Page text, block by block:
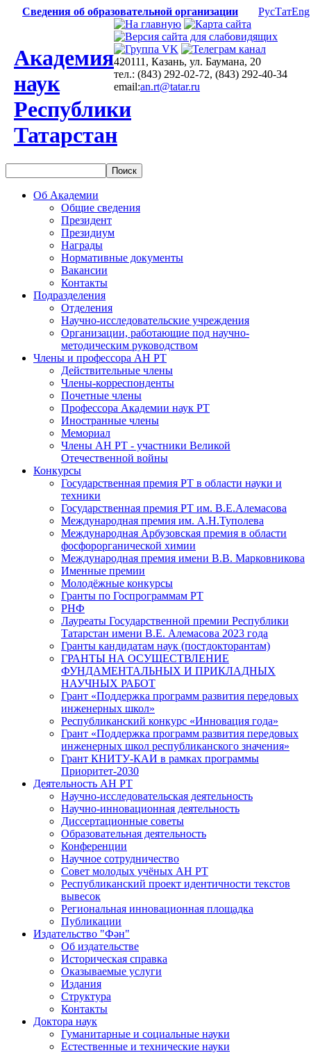
Сведения об образовательной организации РусТатEng
Академия
наук
Республики
Татарстан
420111, Казань, ул. Баумана, 20
тел.: (843) 292-02-72, (843) 292-40-34
email:an.rt@tatar.ru
Об Академии
Общие сведения
Президент
Президиум
Награды
Нормативные документы
Вакансии
Контакты
Подразделения
Отделения
Научно-исследовательские учреждения
Организации, работающие под научно-
методическим руководством
Члены и профессора АН РТ
Действительные члены
Члены-корреспонденты
Почетные члены
Профессора Академии наук РТ
Иностранные члены
Мемориал
Члены АН РТ - участники Великой
Отечественной войны
Конкурсы
Государственная премия РТ в области науки и
техники
Государственная премия РТ им. В.Е.Алемасова
Международная премия им. А.Н.Туполева
Международная Арбузовская премия в области
фосфорорганической химии
Международная премия имени В.В. Марковникова
Именные премии
Молодёжные конкурсы
Гранты по Госпрограммам РТ
РНФ
Лауреаты Государственной премии Республики
Татарстан имени В.Е. Алемасова 2023 года
Гранты кандидатам наук (постдокторантам)
ГРАНТЫ НА ОСУЩЕСТВЛЕНИЕ
ФУНДАМЕНТАЛЬНЫХ И ПРИКЛАДНЫХ
НАУЧНЫХ РАБОТ
Грант «Поддержка программ развития передовых
инженерных школ»
Республиканский конкурс «Инновация года»
Грант «Поддержка программ развития передовых
инженерных школ республиканского значения»
Грант КНИТУ-КАИ в рамках программы
Приоритет-2030
Деятельность АН РТ
Научно-исследовательская деятельность
Научно-инновационная деятельность
Диссертационные советы
Образовательная деятельность
Конференции
Научное сотрудничество
Совет молодых учёных АН РТ
Республиканский проект идентичности текстов
вывесок
Региональная инновационная площадка
Публикации
Издательство "Фән"
Об издательстве
Историческая справка
Оказываемые услуги
Издания
Структура
Контакты
Доктора наук
Гуманитарные и социальные науки
Естественные и технические науки